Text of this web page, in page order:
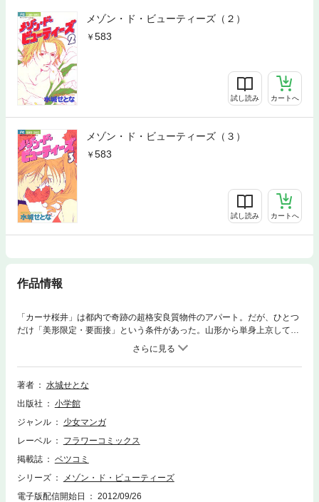
メゾン・ド・ビューティーズ（２）
583
試し読み カートへ
メゾン・ド・ビューティーズ（３）
583
試し読み カートへ
作品情報
「カーサ桜井」は都内で奇跡の超格安良質物件のアパート。だが、ひとつ
だけ「美形限定・要面接」という条件があった。山形から単身上京してき
た有坂うらんは、駆け出しのモデル。まだ仕事もほとんどない彼女は、
「カーサ桜井」に入居を希望するが…！？アパートに集う、美しくたくま
しい人々のラブラブ・コメディー！！
著者
水城せとな
出版社
小学館
ジャンル
少女マンガ
レーベル
フラワーコミックス
掲載誌
ベツコミ
シリーズ
メゾン・ド・ビューティーズ
電子版配信開始日
2012/09/26